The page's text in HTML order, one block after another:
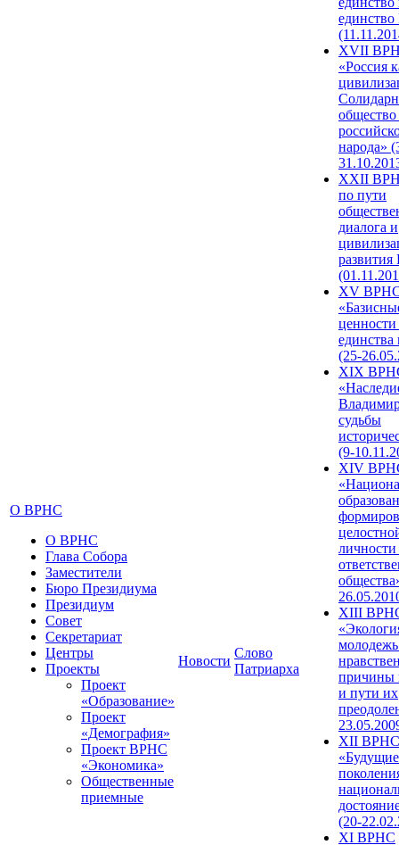
О ВРНС
О ВРНС
Глава Собора
Заместители
Бюро Президиума
Президиум
Совет
Секретариат
Центры
Проекты
Проект
«Образование»
Проект
«Демография»
Проект ВРНС
«Экономика»
Общественные
приемные
Новости
Слово
Патриарха
единство
XVII
«Россия
народа»
XXII
по пути
диалога и
развития
XV
единства
(25-
XIX
судьбы
(9-
XIV
XIII
причины
и пути их
XII ВРНС
«Будущие
(20-
XI ВРНС